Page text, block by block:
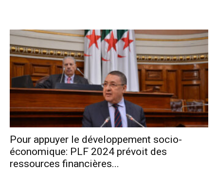
Pour appuyer le développement socio-
économique: PLF 2024 prévoit des
ressources financières...